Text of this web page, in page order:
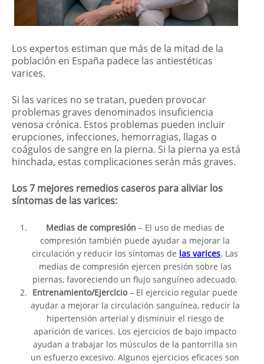
Los expertos estiman que más de la mitad de la
población en España padece las antiestéticas
varices.
Si las varices no se tratan, pueden provocar
problemas graves denominados insuficiencia
venosa crónica. Estos problemas pueden incluir
erupciones, infecciones, hemorragias, llagas o
coágulos de sangre en la pierna. Si la pierna ya está
hinchada, estas complicaciones serán más graves.
Los 7 mejores remedios caseros para aliviar los
síntomas de las varices:
Medias de compresión – El uso de medias de
compresión también puede ayudar a mejorar la
circulación y reducir los síntomas de las varices. Las
medias de compresión ejercen presión sobre las
piernas, favoreciendo un flujo sanguíneo adecuado.
Entrenamiento/Ejercicio– El ejercicio regular puede
ayudar a mejorar la circulación sanguínea, reducir la
hipertensión arterial y disminuir el riesgo de
aparición de varices. Los ejercicios de bajo impacto
ayudan a trabajar los músculos de la pantorrilla sin
un esfuerzo excesivo. Algunos ejercicios eficaces son